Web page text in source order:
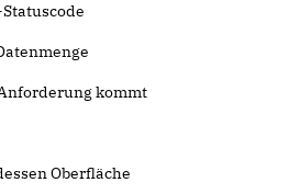
kommt
Oberfläche